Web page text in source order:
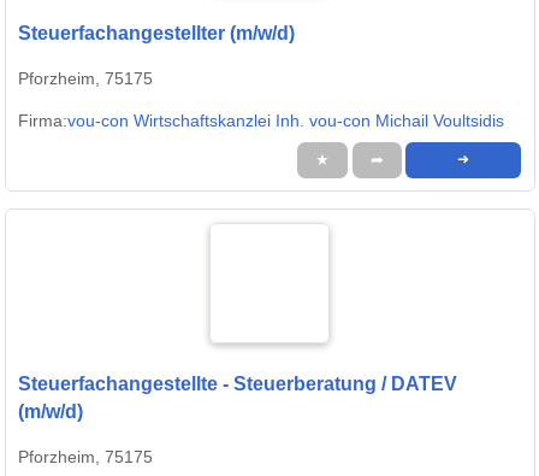
Steuerfachangestellter (m/w/d)
Pforzheim, 75175
Firma:vou-con Wirtschaftskanzlei Inh. vou-con Michail Voultsidis
★ ➦ ➜
Steuerfachangestellte - Steuerberatung / DATEV
(m/w/d)
Pforzheim, 75175